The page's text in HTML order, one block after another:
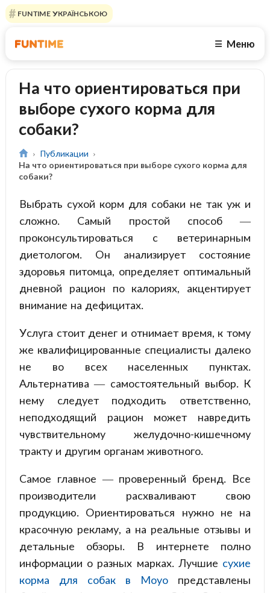
FUNTIME УКРАЇНСЬКОЮ
☰ Меню
На что ориентироваться при
выборе сухого корма для
собаки?
Публикации
На что ориентироваться при выборе сухого корма для
собаки?
Выбрать сухой корм для собаки не так уж и
сложно. Самый простой способ —
проконсультироваться с ветеринарным
диетологом. Он анализирует состояние
здоровья питомца, определяет оптимальный
дневной рацион по калориях, акцентирует
внимание на дефицитах.
Услуга стоит денег и отнимает время, к тому
же квалифицированные специалисты далеко
не во всех населенных пунктах.
Альтернатива — самостоятельный выбор. К
нему следует подходить ответственно,
неподходящий рацион может навредить
чувствительному желудочно-кишечному
тракту и другим органам животного.
Самое главное — проверенный бренд. Все
производители расхваливают свою
продукцию. Ориентироваться нужно не на
красочную рекламу, а на реальные отзывы и
детальные обзоры. В интернете полно
информации о разных марках. Лучшие сухие
корма для собак в Moyo представлены